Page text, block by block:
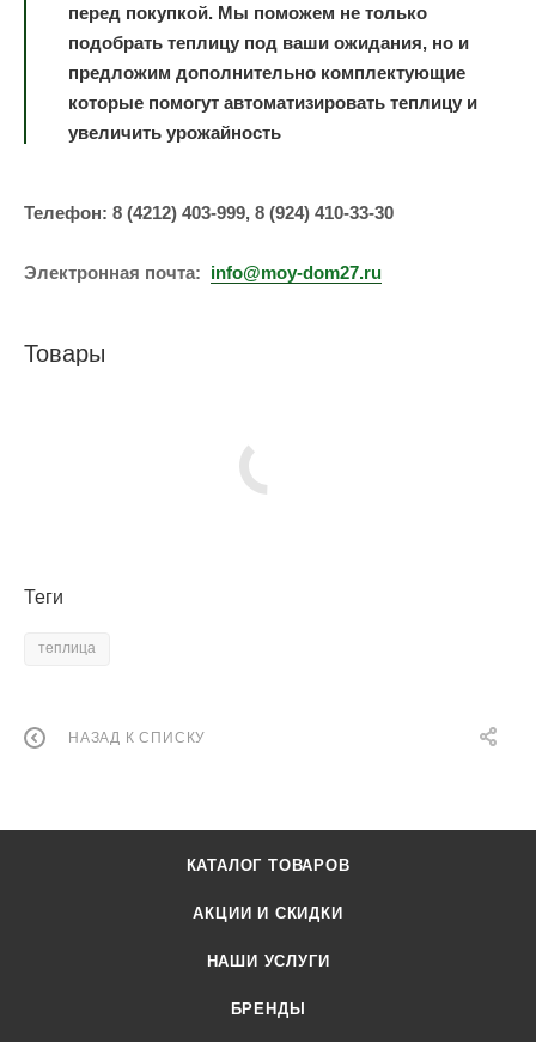
перед покупкой. Мы поможем не только
подобрать теплицу под ваши ожидания, но и
предложим дополнительно комплектующие
которые помогут автоматизировать теплицу и
увеличить урожайность
Телефон: 8 (4212) 403-999, 8 (924) 410-33-30
Электронная почта: info@moy-dom27.ru
Товары
Теги
теплица
НАЗАД К СПИСКУ
КАТАЛОГ ТОВАРОВ
АКЦИИ И СКИДКИ
НАШИ УСЛУГИ
БРЕНДЫ